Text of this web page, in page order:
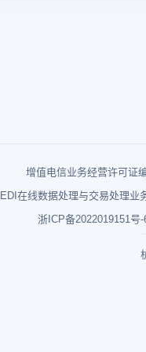
增值电信业务经营许可证
EDI在线数据处理与交易处理业
浙ICP备2022019151号-